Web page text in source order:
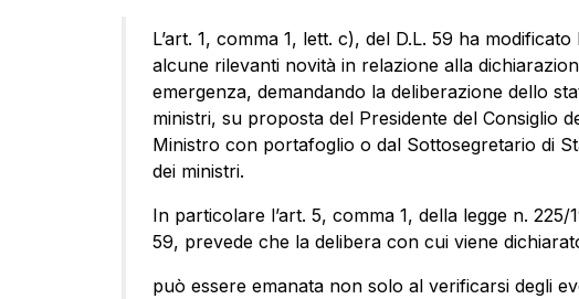
L’art. 1, comma 1, lett. c), del D.L. 59 ha
alcune rilevanti novità in relazione alla
emergenza, demandando la deliberazione dello
ministri, su proposta del Presidente del Consiglio
Ministro con portafoglio o dal Sottosegretario di
dei ministri.
In particolare l’art. 5, comma 1, della legge n.
59, prevede che la delibera con cui viene
può essere emanata non solo al verificarsi degli